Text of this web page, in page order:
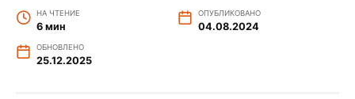
НА ЧТЕНИЕ
6 мин
ОПУБЛИКОВАНО
04.08.2024
ОБНОВЛЕНО
25.12.2025